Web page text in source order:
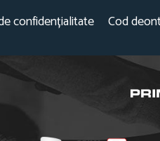
confidențialitate Cod